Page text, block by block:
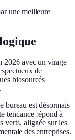
une meilleure
2026 avec un virage
de
biosourcés
bureau est désormais
tendance répond à
verts, alignée sur les
des entreprises.